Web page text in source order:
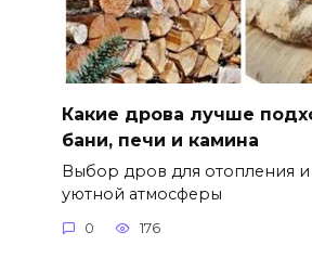
Какие дрова лучше
бани, печи и камина
Выбор дров для отопления и
уютной атмосферы
0 176